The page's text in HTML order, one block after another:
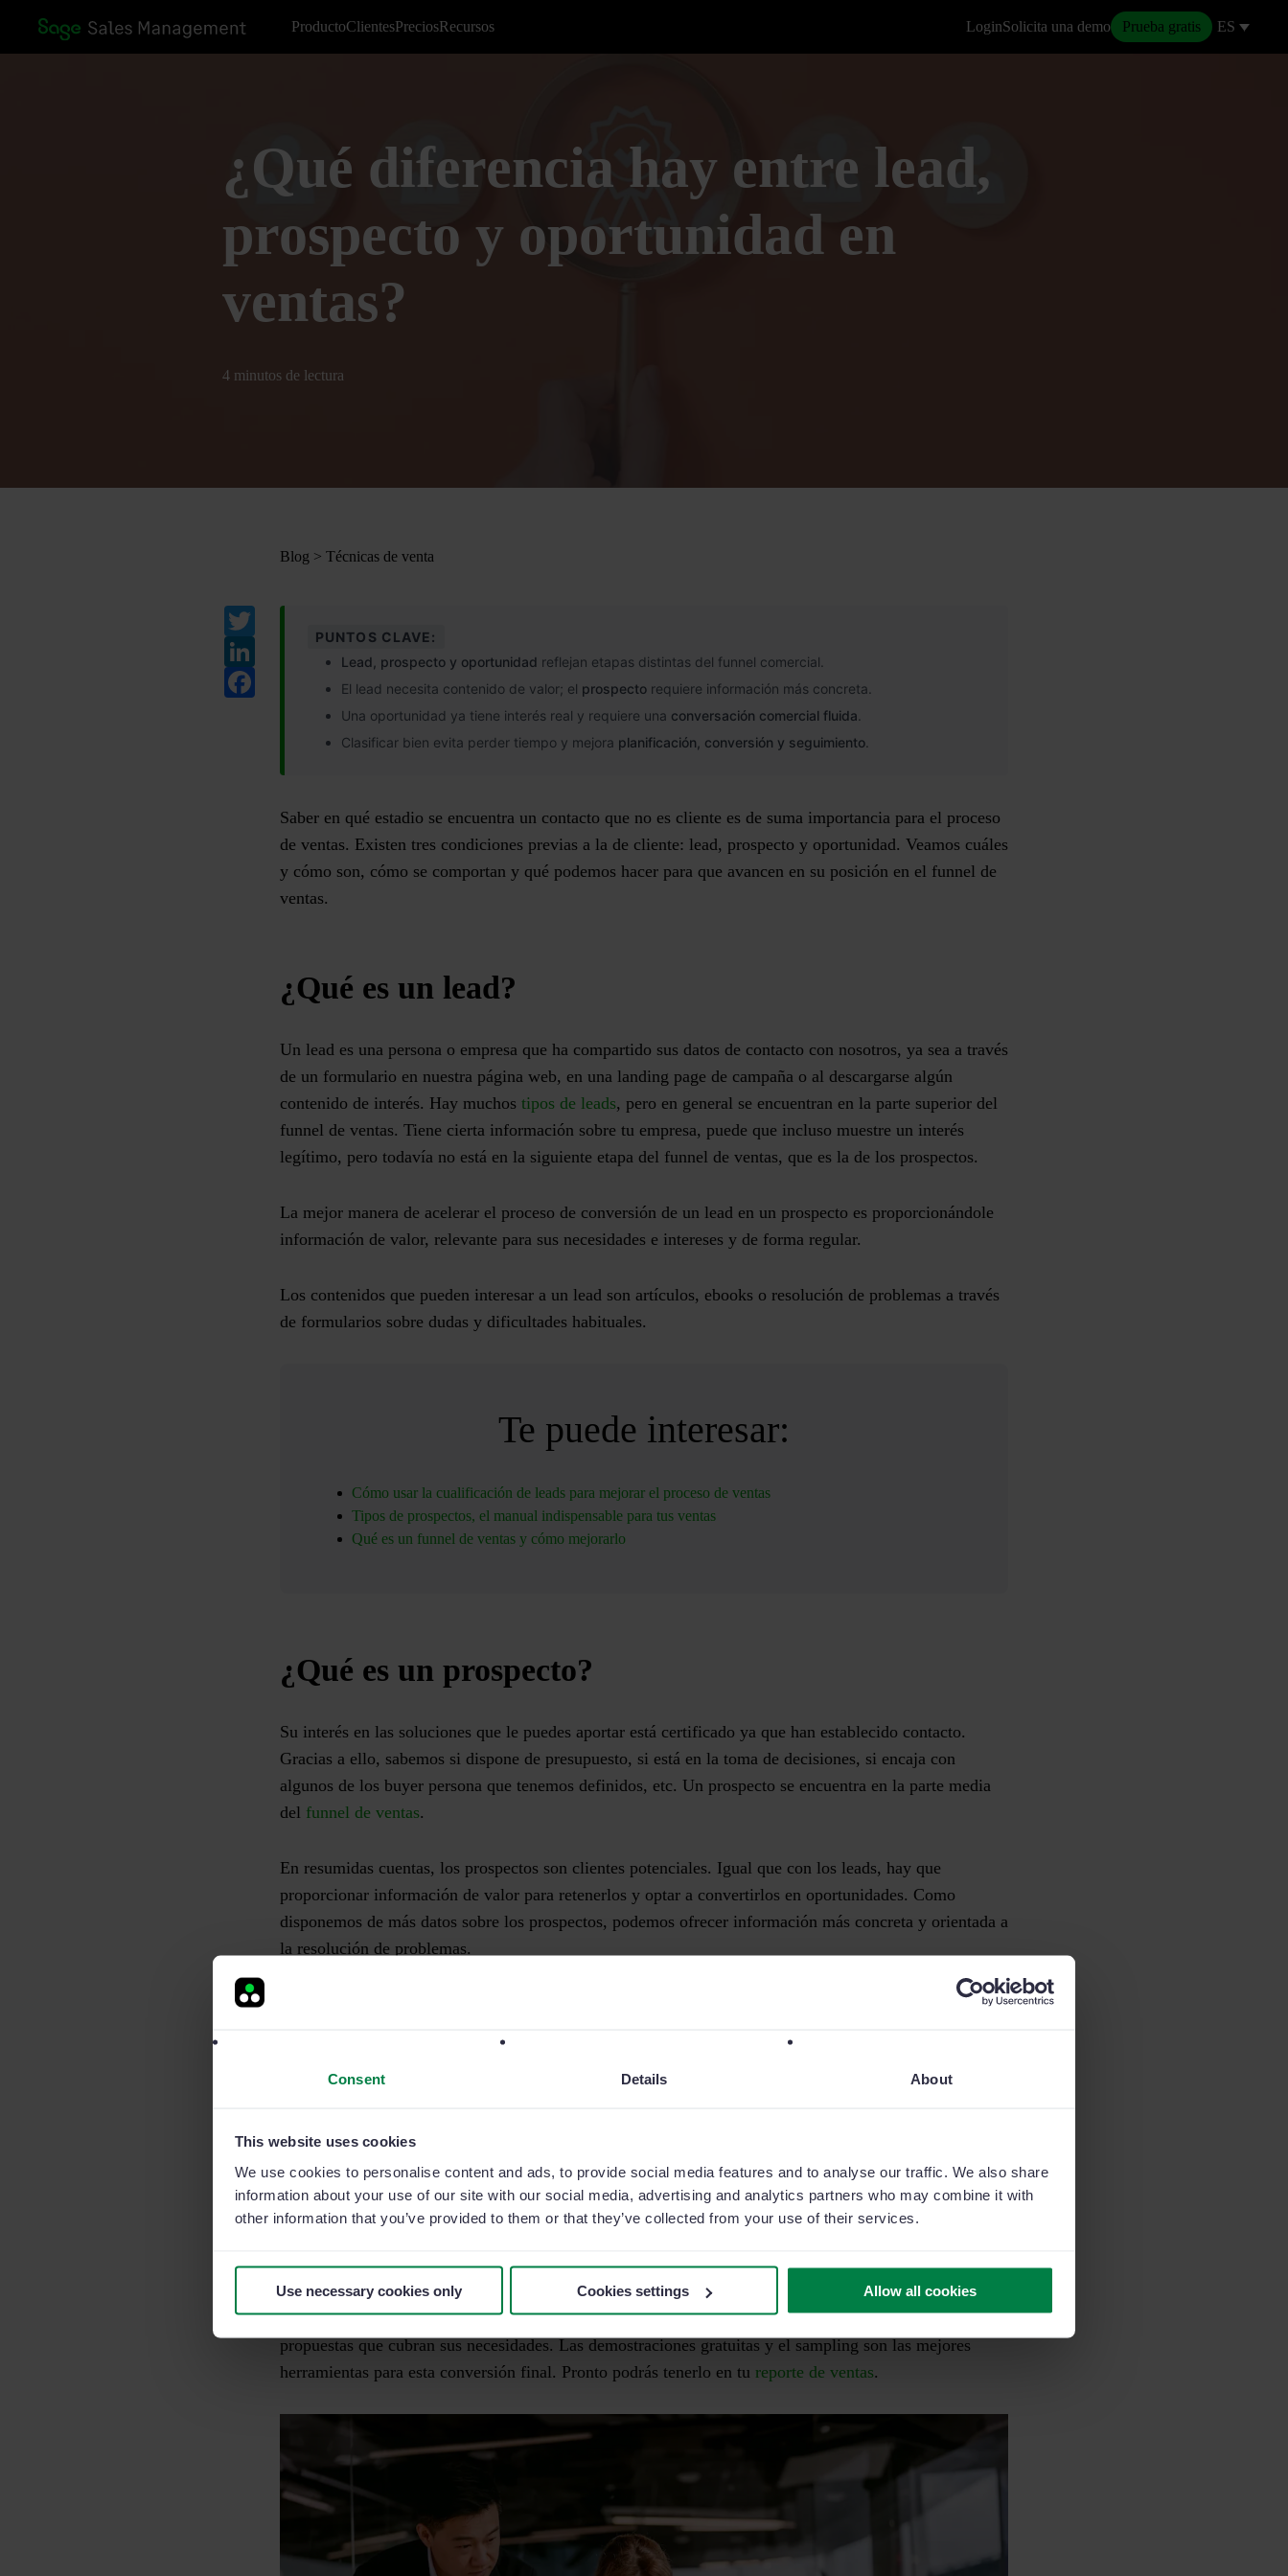
Consent Details About
This website uses cookies
We use cookies to personalise content and ads, to provide social media features and to analyse our traffic. We also share
information about your use of our site with our social media, advertising and analytics partners who may combine it with
other information that you’ve provided to them or that they’ve collected from your use of their services.
Use necessary cookies only Cookies settings Allow all cookies
ProductoClientesPreciosRecursos LoginSolicita una demo Prueba gratis ES
¿Qué diferencia hay entre lead,
prospecto y oportunidad en
ventas?
4 minutos de lectura
Blog > Técnicas de venta
Twitter
PUNTOS CLAVE:
Lead, prospecto y oportunidad reflejan etapas distintas del funnel comercial.
El lead necesita contenido de valor; el prospecto requiere información más concreta.
Una oportunidad ya tiene interés real y requiere una conversación comercial fluida
Clasificar bien evita perder tiempo y mejora planificación, conversión y seguimiento
Saber en qué estadio se encuentra un contacto que no es cliente es de suma importancia para el proceso
de ventas. Existen tres condiciones previas a la de cliente: lead, prospecto y oportunidad. Veamos cuáles
y cómo son, cómo se comportan y qué podemos hacer para que avancen en su posición en el funnel de
ventas.
¿Qué es un lead?
Un lead es una persona o empresa que ha compartido sus datos de contacto con nosotros, ya sea a través
de un formulario en nuestra página web, en una landing page de campaña o al descargarse algún
contenido de interés. Hay muchos tipos de leads, pero en general se encuentran en la parte superior del
funnel de ventas. Tiene cierta información sobre tu empresa, puede que incluso muestre un interés
legítimo, pero todavía no está en la siguiente etapa del funnel de ventas, que es la de los prospectos.
La mejor manera de acelerar el proceso de conversión de un lead en un prospecto es proporcionándole
información de valor, relevante para sus necesidades e intereses y de forma regular.
Los contenidos que pueden interesar a un lead son artículos, ebooks o resolución de problemas a través
de formularios sobre dudas y dificultades habituales.
Te puede interesar:
Cómo usar la cualificación de leads para mejorar el proceso de ventas
Tipos de prospectos, el manual indispensable para tus ventas
Qué es un funnel de ventas y cómo mejorarlo
¿Qué es un prospecto?
Su interés en las soluciones que le puedes aportar está certificado ya que han establecido contacto.
Gracias a ello, sabemos si dispone de presupuesto, si está en la toma de decisiones, si encaja con
algunos de los buyer persona que tenemos definidos, etc. Un prospecto se encuentra en la parte media
del funnel de ventas.
En resumidas cuentas, los prospectos son clientes potenciales. Igual que con los leads, hay que
proporcionar información de valor para retenerlos y optar a convertirlos en oportunidades. Como
disponemos de más datos sobre los prospectos, podemos ofrecer información más concreta y orientada a
la resolución de problemas.
Los prospectos son especialmente sensibles a la participación en webinars, la descarga de whitepapers y
En la parte final del embudo o funnel de ventas encontramos el estadio previo a la conversión final.Una
oportunidad es la etapa previa a ser cliente
. Sabemos que un prospecto se ha convertido en oportunidad
¡Pero no está asegurada! Así que tienes quemantener abierta la conversación
a través de todos los
canales de comunicación posibles (llamadas, correos, encuentros, reuniones…) e inclusolanzar
propuestas que cubran sus necesidades. Las demostraciones gratuitas y el sampling son las mejores
herramientas para esta conversión final. Pronto podrás tenerlo en tu reporte de ventas.